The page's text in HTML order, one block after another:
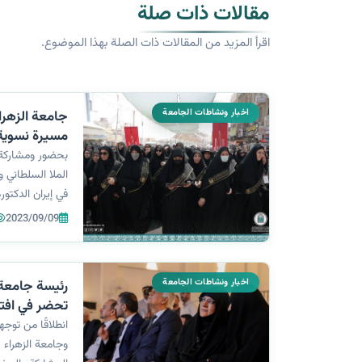
مقالات ذات صلة
اقرأ المزيد من المقالات ذات الصلة بهذا الموضوع.
اخبار ونشاطات الجامعة
جامعة
مسيرة
الأربعين
بحضور
الملا
في إيران
وأكاديميه
2023/09/09
اخبار ونشاطات الجامعة
رئيسة
تحضر في
السادس
انطلاقًا من
وجامعة